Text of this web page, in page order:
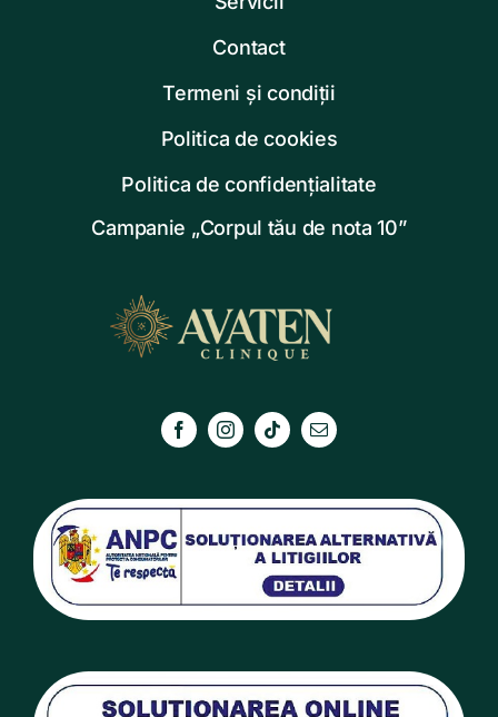
Contact
Termeni și condiții
Politica de cookies
Politica de confidențialitate
Campanie „Corpul tău de nota 10”